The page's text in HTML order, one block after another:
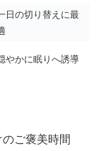
日の切り替えに最
やかに眠りへ誘導
ご褒美時間